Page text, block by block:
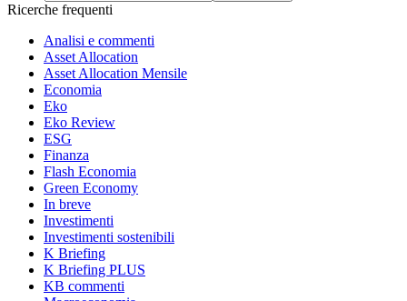
Ricerche frequenti
Analisi e commenti
Asset Allocation
Asset Allocation Mensile
Economia
Eko
Eko Review
ESG
Finanza
Flash Economia
Green Economy
In breve
Investimenti
Investimenti sostenibili
K Briefing
K Briefing PLUS
KB commenti